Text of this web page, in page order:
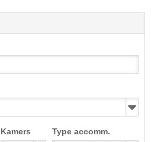
Kamers Type accomm.